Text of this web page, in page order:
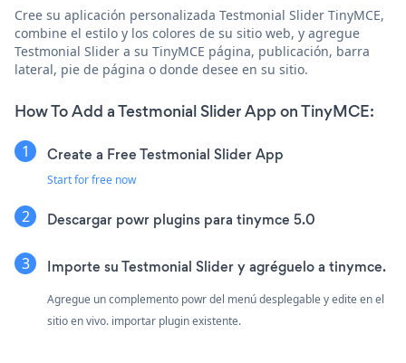
Cree su aplicación personalizada Testmonial Slider TinyMCE,
combine el estilo y los colores de su sitio web, y agregue
Testmonial Slider a su TinyMCE página, publicación, barra
lateral, pie de página o donde desee en su sitio.
How To Add a Testmonial Slider App on TinyMCE:
Create a Free Testmonial Slider App
Start for free now
Descargar powr plugins para tinymce 5.0
Importe su Testmonial Slider y agréguelo a tinymce.
Agregue un complemento powr del menú desplegable y edite en el
sitio en vivo. importar plugin existente.